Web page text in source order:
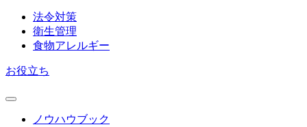
法令対策
衛生管理
食物アレルギー
お役立ち
ノウハウブック